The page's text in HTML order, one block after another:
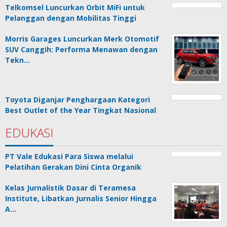
Telkomsel Luncurkan Orbit MiFi untuk
Pelanggan dengan Mobilitas Tinggi
Morris Garages Luncurkan Merk Otomotif
SUV Canggih: Performa Menawan dengan
Tekn…
Toyota Diganjar Penghargaan Kategori
Best Outlet of the Year Tingkat Nasional
EDUKASI
PT Vale Edukasi Para Siswa melalui
Pelatihan Gerakan Dini Cinta Organik
Kelas Jurnalistik Dasar di Teramesa
Institute, Libatkan Jurnalis Senior Hingga
A…